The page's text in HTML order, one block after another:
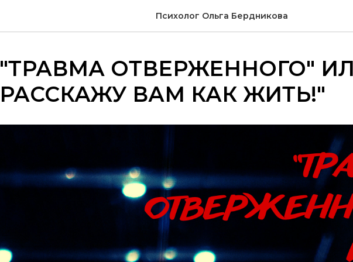
Психолог Ольга Бердникова
"ТРАВМА ОТВЕРЖЕННОГО"
РАССКАЖУ ВАМ КАК ЖИТЬ!"